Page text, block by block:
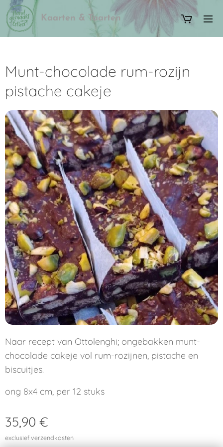
Kaarten & Taarten
Munt-chocolade rum-rozijn
pistache cakeje
Naar recept van Ottolenghi; ongebakken munt-
chocolade cakeje vol rum-rozijnen, pistache en
biscuitjes.
ong 8x4 cm, per 12 stuks
35,90 €
exclusief verzendkosten